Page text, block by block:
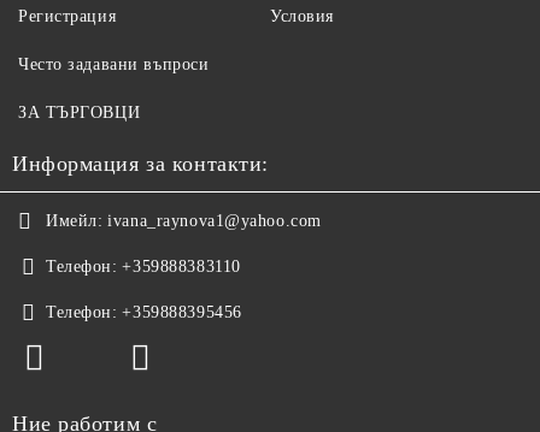
Регистрация Условия
Често задавани въпроси
ЗА ТЪРГОВЦИ
Информация за контакти:
Имейл: ivana_raynova1@yahoo.com
Телефон: +359888383110
Телефон: +359888395456
Ние работим с